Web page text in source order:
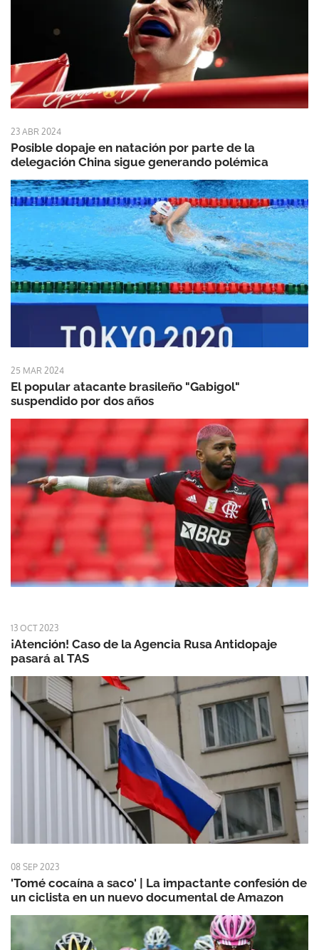
23 ABR 2024
Posible dopaje en natación por parte de la
delegación China sigue generando polémica
25 MAR 2024
El popular atacante brasileño "Gabigol"
suspendido por dos años
13 OCT 2023
¡Atención! Caso de la Agencia Rusa Antidopaje
pasará al TAS
08 SEP 2023
'Tomé cocaína a saco' | La impactante confesión de
un ciclista en un nuevo documental de Amazon